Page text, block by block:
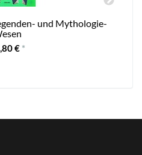
und Mythologie-
€ *